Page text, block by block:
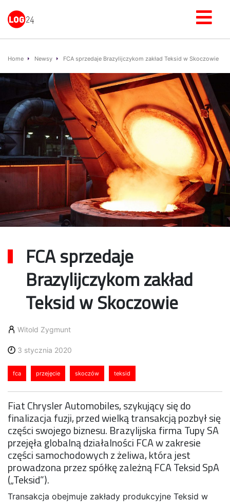
Home Newsy FCA sprzedaje Brazylijczykom zakład Teksid w Skoczowie
FCA sprzedaje
Brazylijczykom zakład
Teksid w Skoczowie
Witold Zygmunt
3 stycznia 2020
fca przejęcie skoczów teksid
Fiat Chrysler Automobiles, szykujący się do
finalizacja fuzji, przed wielką transakcją pozbył się
części swojego biznesu. Brazylijska firma Tupy SA
przejęła globalną działalności FCA w zakresie
części samochodowych z żeliwa, która jest
prowadzona przez spółkę zależną FCA Teksid SpA
(„Teksid”).
Transakcja obejmuje zakłady produkcyjne Teksid w